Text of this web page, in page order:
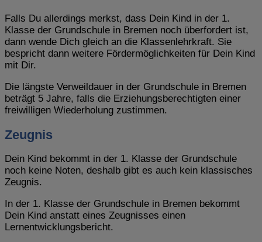
Falls Du allerdings merkst, dass Dein Kind in der 1.
Klasse der Grundschule in Bremen noch überfordert ist,
dann wende Dich gleich an die Klassenlehrkraft. Sie
bespricht dann weitere Fördermöglichkeiten für Dein Kind
mit Dir.
Die längste Verweildauer in der Grundschule in Bremen
beträgt 5 Jahre, falls die Erziehungsberechtigten einer
freiwilligen Wiederholung zustimmen.
Zeugnis
Dein Kind bekommt in der 1. Klasse der Grundschule
noch keine Noten, deshalb gibt es auch kein klassisches
Zeugnis.
In der 1. Klasse der Grundschule in Bremen bekommt
Dein Kind anstatt eines Zeugnisses einen
Lernentwicklungsbericht.